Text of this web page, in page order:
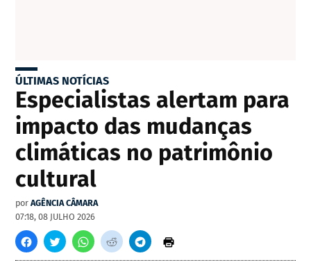
ÚLTIMAS NOTÍCIAS
Especialistas alertam para
impacto das mudanças
climáticas no patrimônio
cultural
por AGÊNCIA CÂMARA
07:18, 08 JULHO 2026